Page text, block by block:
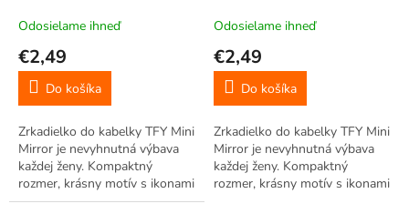
Odosielame ihneď
€2,49
Do košíka
Zrkadielko do kabelky TFY Mini
Mirror je nevyhnutná výbava
každej ženy. Kompaktný
rozmer, krásny motív s ikonami
miest v štýle vintage. Klasické
Odosielame ihneď
€2,49
Do košíka
Zrkadielko do kabelky TFY Mini
Mirror je nevyhnutná výbava
každej ženy. Kompaktný
rozmer, krásny motív s ikonami